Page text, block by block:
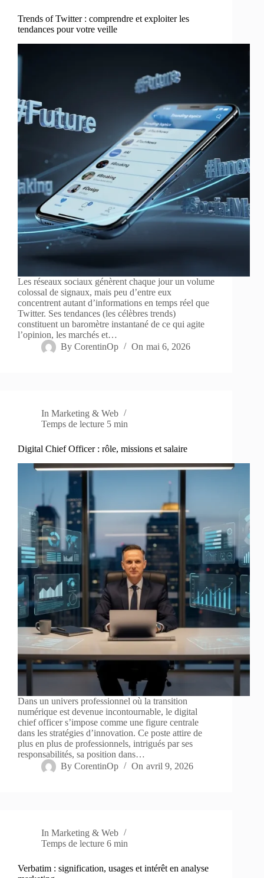
Trends of Twitter : comprendre et exploiter les
tendances pour votre veille
Les réseaux sociaux génèrent chaque jour un volume
colossal de signaux, mais peu d’entre eux
concentrent autant d’informations en temps réel que
Twitter. Ses tendances (les célèbres trends)
constituent un baromètre instantané de ce qui agite
l’opinion, les marchés et…
By CorentinOp On mai 6, 2026
In Marketing & Web
Temps de lecture 5 min
Digital Chief Officer : rôle, missions et salaire
Dans un univers professionnel où la transition
numérique est devenue incontournable, le digital
chief officer s’impose comme une figure centrale
dans les stratégies d’innovation. Ce poste attire de
plus en plus de professionnels, intrigués par ses
responsabilités, sa position dans…
By CorentinOp On avril 9, 2026
In Marketing & Web
Temps de lecture 6 min
Verbatim : signification, usages et intérêt en analyse